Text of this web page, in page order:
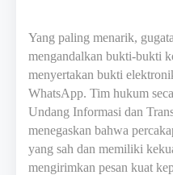
Yang paling menarik,
mengandalkan bukti-bukti
menyertakan bukti
WhatsApp. Tim hukum
Undang Informasi dan
menegaskan bahwa
yang sah dan memiliki
mengirimkan pesan kuat